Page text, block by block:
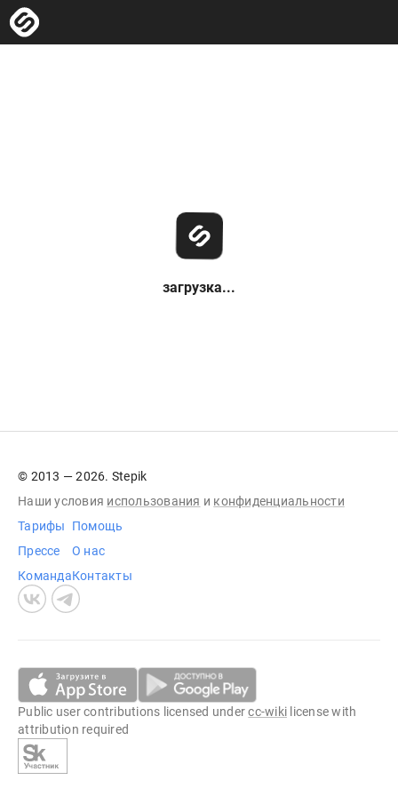
загрузка...
© 2013 — 2026. Stepik
Наши условия использования и конфиденциальности
Тарифы
Прессе
Команда
Помощь
О нас
Контакты
Public user contributions licensed undercc-wiki license with
attribution required